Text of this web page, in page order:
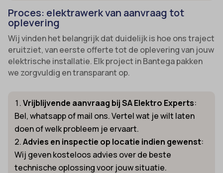
Proces: elektrawerk van aanvraag tot
oplevering
Wij vinden het belangrijk dat duidelijk is hoe ons traject
eruitziet, van eerste offerte tot de oplevering van jouw
elektrische installatie. Elk project in Bantega pakken
we zorgvuldig en transparant op.
Vrijblijvende aanvraag bij SA Elektro Experts:
Bel, whatsapp of mail ons. Vertel wat je wilt laten
doen of welk probleem je ervaart.
Advies en inspectie op locatie indien gewenst:
Wij geven kosteloos advies over de beste
technische oplossing voor jouw situatie.